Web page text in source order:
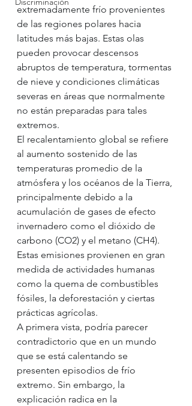
extremadamente frío provenientes
de las regiones polares hacia
latitudes más bajas. Estas olas
pueden provocar descensos
abruptos de temperatura, tormentas
de nieve y condiciones climáticas
severas en áreas que normalmente
no están preparadas para tales
extremos.
El recalentamiento global se refiere
al aumento sostenido de las
temperaturas promedio de la
atmósfera y los océanos de la Tierra,
principalmente debido a la
acumulación de gases de efecto
invernadero como el dióxido de
carbono (CO2) y el metano (CH4).
Estas emisiones provienen en gran
medida de actividades humanas
como la quema de combustibles
fósiles, la deforestación y ciertas
prácticas agrícolas.
A primera vista, podría parecer
contradictorio que en un mundo
que se está calentando se
presenten episodios de frío
extremo. Sin embargo, la
explicación radica en la